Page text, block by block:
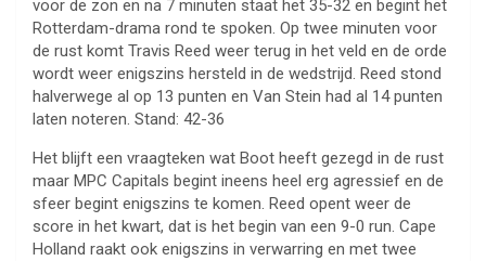
voor de zon en na 7 minuten staat het 35-32 en begint het
Rotterdam-drama rond te spoken. Op twee minuten voor
de rust komt Travis Reed weer terug in het veld en de orde
wordt weer enigszins hersteld in de wedstrijd. Reed stond
halverwege al op 13 punten en Van Stein had al 14 punten
laten noteren. Stand: 42-36
Het blijft een vraagteken wat Boot heeft gezegd in de rust
maar MPC Capitals begint ineens heel erg agressief en de
sfeer begint enigszins te komen. Reed opent weer de
score in het kwart, dat is het begin van een 9-0 run. Cape
Holland raakt ook enigszins in verwarring en met twee